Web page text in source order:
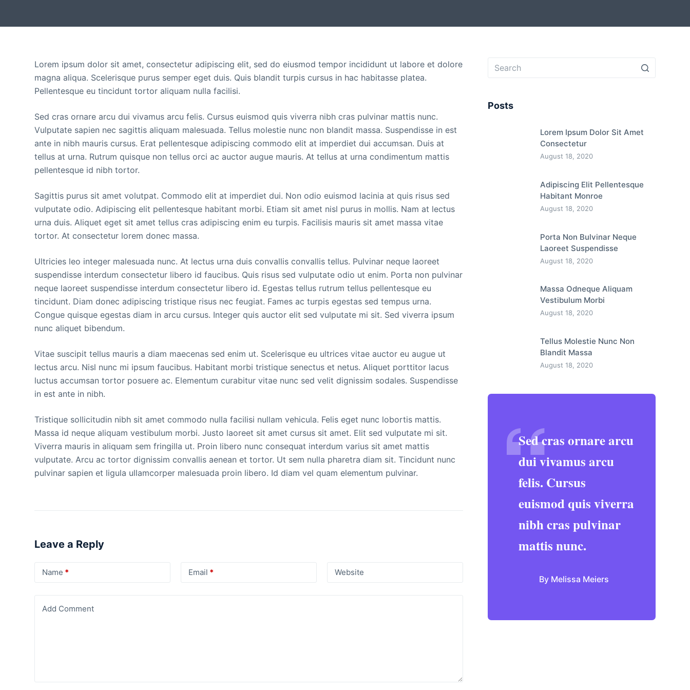
Lorem ipsum dolor sit amet, consectetur adipiscing elit, sed do eiusmod tempor incididunt ut labore et dolore
magna aliqua. Scelerisque purus semper eget duis. Quis blandit turpis cursus in hac habitasse platea.
Pellentesque eu tincidunt tortor aliquam nulla facilisi.
Sed cras ornare arcu dui vivamus arcu felis. Cursus euismod quis viverra nibh cras pulvinar mattis nunc.
Vulputate sapien nec sagittis aliquam malesuada. Tellus molestie nunc non blandit massa. Suspendisse in est
ante in nibh mauris cursus. Erat pellentesque adipiscing commodo elit at imperdiet dui accumsan. Duis at
tellus at urna. Rutrum quisque non tellus orci ac auctor augue mauris. At tellus at urna condimentum mattis
pellentesque id nibh tortor.
Sagittis purus sit amet volutpat. Commodo elit at imperdiet dui. Non odio euismod lacinia at quis risus sed
vulputate odio. Adipiscing elit pellentesque habitant morbi. Etiam sit amet nisl purus in mollis. Nam at lectus
urna duis. Aliquet eget sit amet tellus cras adipiscing enim eu turpis. Facilisis mauris sit amet massa vitae
tortor. At consectetur lorem donec massa.
Ultricies leo integer malesuada nunc. At lectus urna duis convallis convallis tellus. Pulvinar neque laoreet
suspendisse interdum consectetur libero id faucibus. Quis risus sed vulputate odio ut enim. Porta non pulvinar
neque laoreet suspendisse interdum consectetur libero id. Egestas tellus rutrum tellus pellentesque eu
tincidunt. Diam donec adipiscing tristique risus nec feugiat. Fames ac turpis egestas sed tempus urna.
Congue quisque egestas diam in arcu cursus. Integer quis auctor elit sed vulputate mi sit. Sed viverra ipsum
nunc aliquet bibendum.
Vitae suscipit tellus mauris a diam maecenas sed enim ut. Scelerisque eu ultrices vitae auctor eu augue ut
lectus arcu. Nisl nunc mi ipsum faucibus. Habitant morbi tristique senectus et netus. Aliquet porttitor lacus
luctus accumsan tortor posuere ac. Elementum curabitur vitae nunc sed velit dignissim sodales. Suspendisse
in est ante in nibh.
Tristique sollicitudin nibh sit amet commodo nulla facilisi nullam vehicula. Felis eget nunc lobortis mattis.
Massa id neque aliquam vestibulum morbi. Justo laoreet sit amet cursus sit amet. Elit sed vulputate mi sit.
Viverra mauris in aliquam sem fringilla ut. Proin libero nunc consequat interdum varius sit amet mattis
vulputate. Arcu ac tortor dignissim convallis aenean et tortor. Ut sem nulla pharetra diam sit. Tincidunt nunc
pulvinar sapien et ligula ullamcorper malesuada proin libero. Id diam vel quam elementum pulvinar.
Leave a Reply
Name * Email * Website
Add Comment
Posts
Lorem Ipsum Dolor Sit Amet
Consectetur
August 18, 2020
Adipiscing Elit Pellentesque
Habitant Monroe
August 18, 2020
Porta Non Bulvinar Neque
Laoreet Suspendisse
August 18, 2020
Massa Odneque Aliquam
Vestibulum Morbi
August 18, 2020
Tellus Molestie Nunc Non
Blandit Massa
August 18, 2020
Sed cras ornare arcu
dui vivamus arcu
felis. Cursus
euismod quis viverra
nibh cras pulvinar
mattis nunc.
By Melissa Meiers